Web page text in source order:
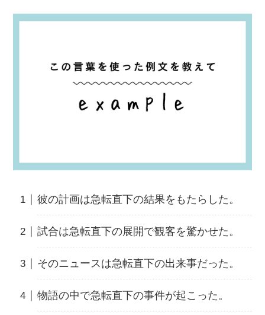
彼の計画は急転直下の結果をもたらした。
試合は急転直下の展開で観客を驚かせた。
そのニュースは急転直下の出来事だった。
物語の中で急転直下の事件が起こった。